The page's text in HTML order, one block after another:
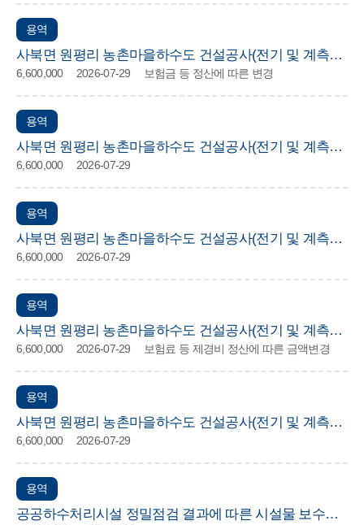
용역
사북면 원평리 농촌마을하수도 건설공사(전기 및 계측제
어) 재해예방 기술지도 용역
6,600,000 2026-07-29 보험금 등 정산에 따른 변경
용역
사북면 원평리 농촌마을하수도 건설공사(전기 및 계측제
어) 재해예방 기술지도 용역
6,600,000 2026-07-29
용역
사북면 원평리 농촌마을하수도 건설공사(전기 및 계측제
어) 재해예방 기술지도 용역
6,600,000 2026-07-29
용역
사북면 원평리 농촌마을하수도 건설공사(전기 및 계측제
어) 재해예방 기술지도 용역
6,600,000 2026-07-29 보험료 등 제경비 정산에 따른 금액변경
용역
사북면 원평리 농촌마을하수도 건설공사(전기 및 계측제
어) 재해예방 기술지도 용역
6,600,000 2026-07-29
용역
공공하수처리시설 정밀점검 결과에 따른 시설물 보수공